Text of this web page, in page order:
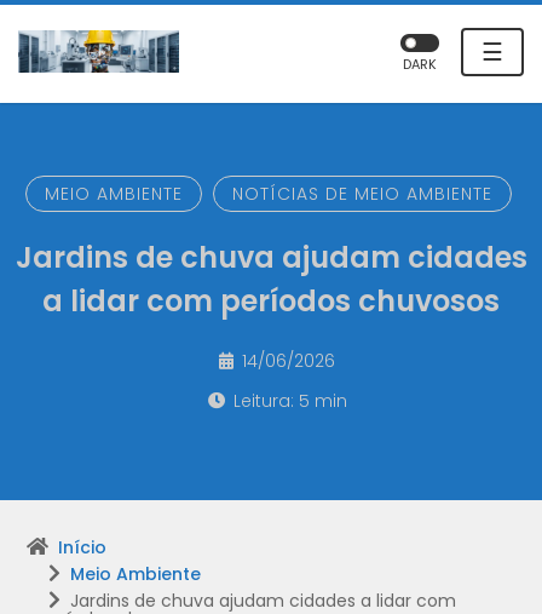
☰
DARK
MEIO AMBIENTE NOTÍCIAS DE MEIO AMBIENTE
Jardins de chuva ajudam cidades
a lidar com períodos chuvosos
14/06/2026
Leitura: 5 min
Início
Meio Ambiente
Jardins de chuva ajudam cidades a lidar com